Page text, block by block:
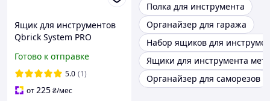
Ящик для инструментов
Qbrick System PRO
(5901238254249) DL
Готово к отправке
5.0 (1)
от225₴/мес
Полка для инструмента
Органайзер для гаража
Набор ящиков для
Ящики для инструмента
Органайзер для саморезов